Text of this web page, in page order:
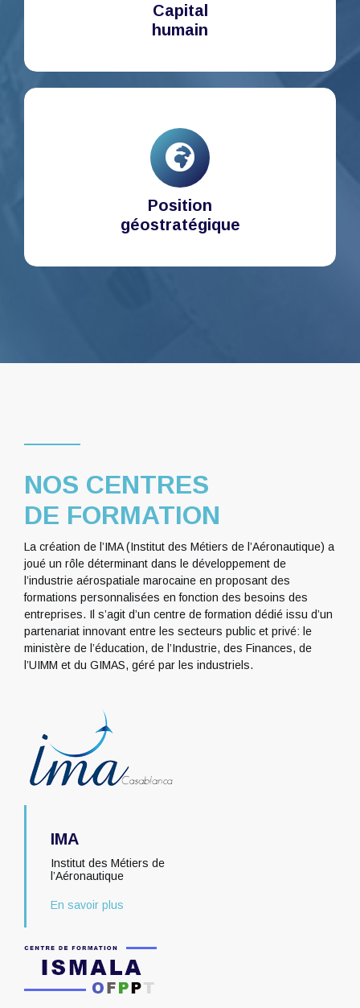
Capital
humain
Position
géostratégique
NOS CENTRES
DE FORMATION
La création de l’IMA (Institut des Métiers de l’Aéronautique) a
joué un rôle déterminant dans le développement de
l’industrie aérospatiale marocaine en proposant des
formations personnalisées en fonction des besoins des
entreprises. Il s’agit d’un centre de formation dédié issu d’un
partenariat innovant entre les secteurs public et privé: le
ministère de l’éducation, de l’Industrie, des Finances, de
l’UIMM et du GIMAS, géré par les industriels.
IMA
Institut des Métiers de
l’Aéronautique
En savoir plus